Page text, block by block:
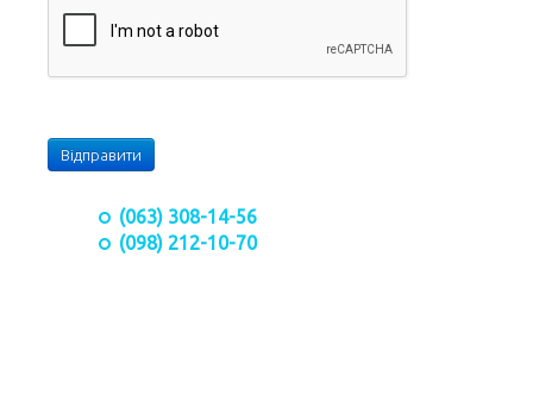
Відправити
(063) 308-14-56
(098) 212-10-70